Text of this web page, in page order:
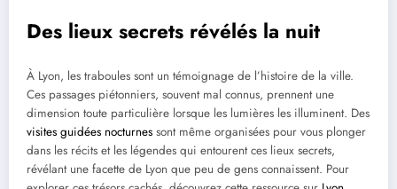
Des lieux secrets révélés la nuit
À Lyon, les traboules sont un témoignage de l’histoire de la ville.
Ces passages piétonniers, souvent mal connus, prennent une
dimension toute particulière lorsque les lumières les illuminent. Des
visites guidées nocturnes sont même organisées pour vous plonger
dans les récits et les légendes qui entourent ces lieux secrets,
révélant une facette de Lyon que peu de gens connaissent. Pour